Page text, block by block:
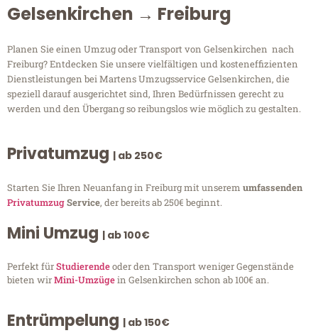
Gelsenkirchen → Freiburg
Planen Sie einen Umzug oder Transport von Gelsenkirchen nach
Freiburg? Entdecken Sie unsere vielfältigen und kosteneffizienten
Dienstleistungen bei Martens Umzugsservice Gelsenkirchen, die
speziell darauf ausgerichtet sind, Ihren Bedürfnissen gerecht zu
werden und den Übergang so reibungslos wie möglich zu gestalten.
Privatumzug | ab 250€
Starten Sie Ihren Neuanfang in Freiburg mit unserem umfassenden
PrivatumzugService, der bereits ab 250€ beginnt.
Mini Umzug | ab 100€
Perfekt fürStudierendeoder den Transport weniger Gegenstände
bieten wirMini-Umzügein Gelsenkirchen schon ab 100€ an.
Entrümpelung | ab 150€